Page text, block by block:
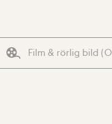
Film & rörlig bild (0